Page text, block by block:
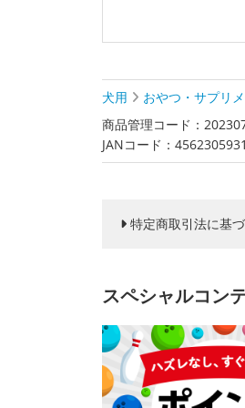
犬用 おやつ・サプリ
商品管理コード：
JANコード：
特定商取引法に基
スペシャルコン